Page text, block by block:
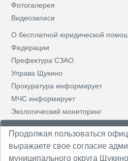
Продолжая пользоваться
выражаете свое согласие
муниципального округа
Фотогалерея
Видеозаписи
О бесплатной юридической
Федерации
Префектура СЗАО
Управа Щукино
Прокуратура информирует
МЧС информирует
Экологический мониторинг
Решения СД
Призывная комиссия
Противодействие коррупции